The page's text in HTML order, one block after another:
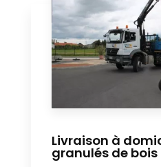
Livraison à
granulés de bois